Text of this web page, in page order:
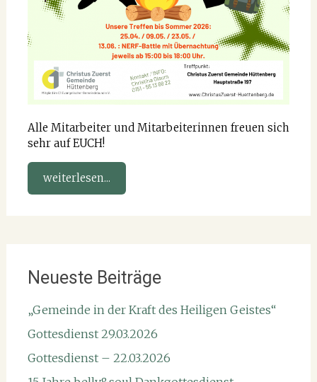
Alle Mitarbeiter und Mitarbeiterinnen freuen sich
sehr auf EUCH!
weiterlesen...
Neueste Beiträge
„Gemeinde in der Kraft des Heiligen Geistes“
Gottesdienst 29.03.2026
Gottesdienst – 22.03.2026